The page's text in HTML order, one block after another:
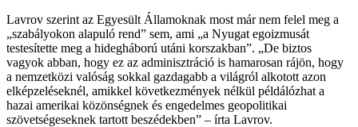
Lavrov szerint az Egyesült Államoknak most már nem felel meg a
„szabályokon alapuló rend” sem, ami „a Nyugat egoizmusát
testesítette meg a hidegháború utáni korszakban”. „De biztos
vagyok abban, hogy ez az adminisztráció is hamarosan rájön, hogy
a nemzetközi valóság sokkal gazdagabb a világról alkotott azon
elképzeléseknél, amikkel következmények nélkül példálózhat a
hazai amerikai közönségnek és engedelmes geopolitikai
szövetségeseknek tartott beszédekben” – írta Lavrov.